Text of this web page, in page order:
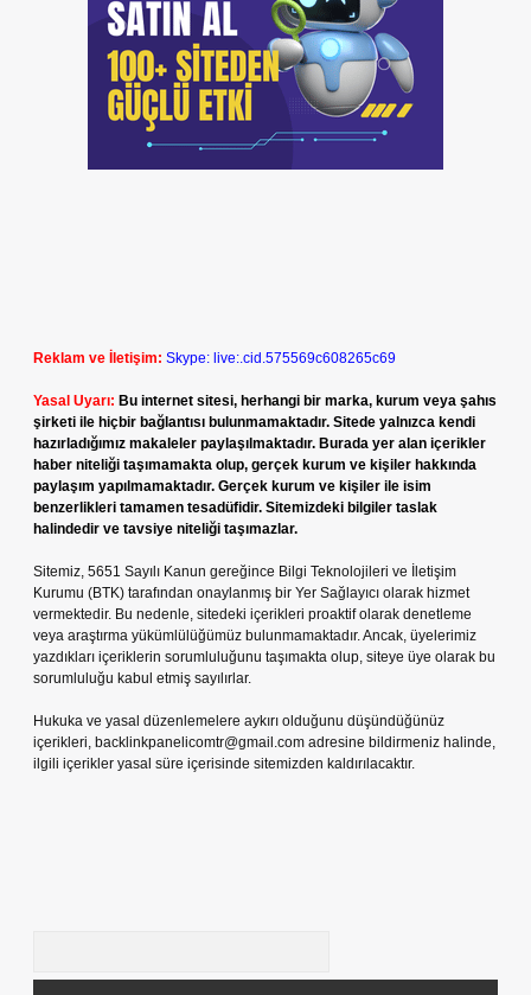
Reklam ve İletişim: Skype: live:.cid.575569c608265c69
Yasal Uyarı: Bu internet sitesi, herhangi bir marka, kurum veya şahıs
şirketi ile hiçbir bağlantısı bulunmamaktadır. Sitede yalnızca kendi
hazırladığımız makaleler paylaşılmaktadır. Burada yer alan içerikler
haber niteliği taşımamakta olup, gerçek kurum ve kişiler hakkında
paylaşım yapılmamaktadır. Gerçek kurum ve kişiler ile isim
benzerlikleri tamamen tesadüfidir. Sitemizdeki bilgiler taslak
halindedir ve tavsiye niteliği taşımazlar.
Sitemiz, 5651 Sayılı Kanun gereğince Bilgi Teknolojileri ve İletişim
Kurumu (BTK) tarafından onaylanmış bir Yer Sağlayıcı olarak hizmet
vermektedir. Bu nedenle, sitedeki içerikleri proaktif olarak denetleme
veya araştırma yükümlülüğümüz bulunmamaktadır. Ancak, üyelerimiz
yazdıkları içeriklerin sorumluluğunu taşımakta olup, siteye üye olarak bu
sorumluluğu kabul etmiş sayılırlar.
Hukuka ve yasal düzenlemelere aykırı olduğunu düşündüğünüz
içerikleri, backlinkpanelicomtr@gmail.com adresine bildirmeniz halinde,
ilgili içerikler yasal süre içerisinde sitemizden kaldırılacaktır.